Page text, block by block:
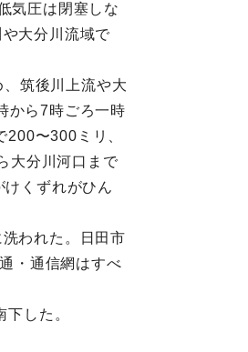
気圧は閉塞しな
大分川流域で
筑後川上流や大
から7時ごろ一時
〜300ミリ、
大分川河口まで
くずれがひん
われた。日田市
・通信網はすべ
した。